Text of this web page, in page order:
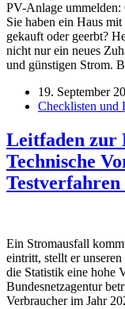
PV-Anlage
Sie haben ein Haus
gekauft oder geerbt?
nicht nur ein neues
und günstigen Strom.
19. September
Checklisten und
Leitfaden zur
Technische
Ein Stromausfall
eintritt, stellt er
die Statistik eine hohe
Bundesnetzagentur
Verbraucher im Jahr